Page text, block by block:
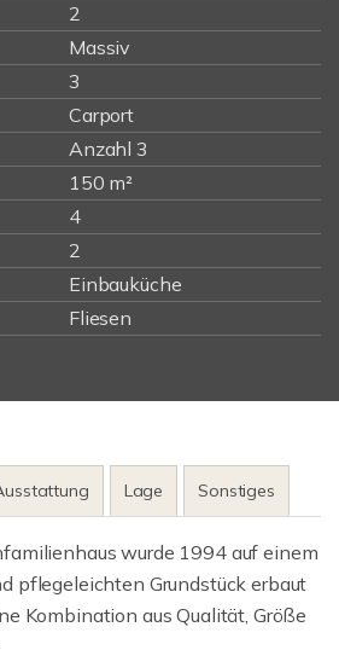
2
Massiv
3
Carport
Anzahl 3
150 m²
4
2
Einbauküche
Fliesen
Lage Sonstiges
wurde 1994 auf einem
pflegeleichten Grundstück erbaut
Kombination aus Qualität, Größe